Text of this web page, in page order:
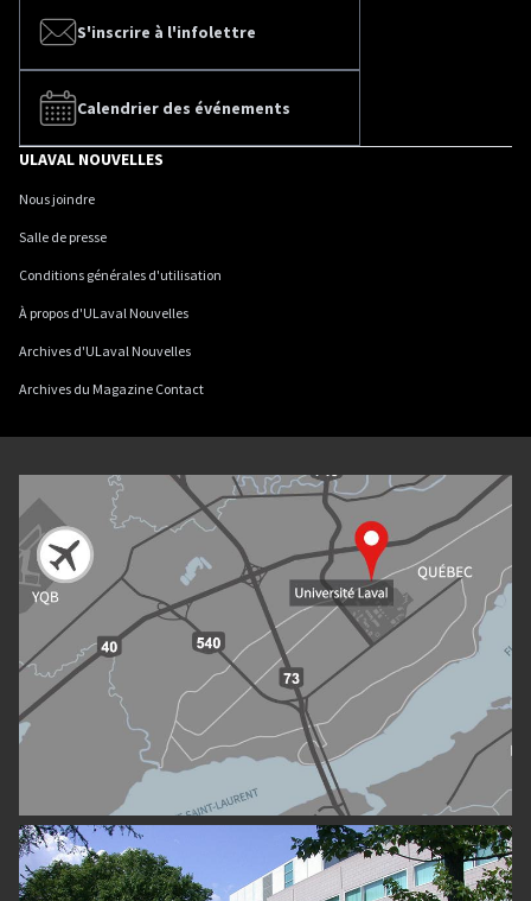
S'inscrire à l'infolettre
Calendrier des événements
ULAVAL NOUVELLES
Nous joindre
Salle de presse
Conditions générales d'utilisation
À propos d'ULaval Nouvelles
Archives d'ULaval Nouvelles
Archives du Magazine Contact